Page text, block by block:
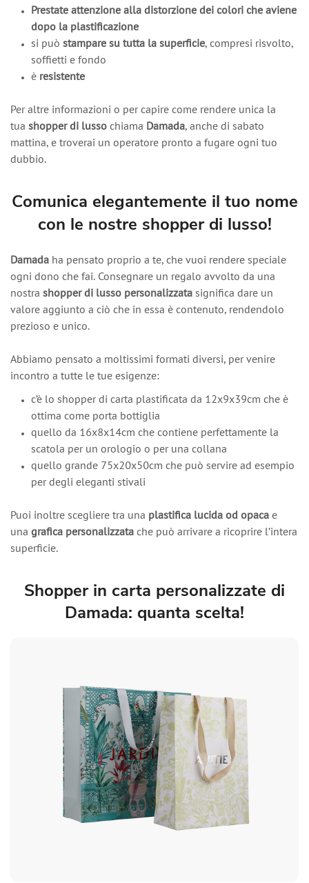
Prestate attenzione alla distorzione dei colori che aviene
dopo la plastificazione
si può stampare su tutta la superficie, compresi risvolto,
soffietti e fondo
è resistente
Per altre informazioni o per capire come rendere unica la
tua shopper di lusso chiama Damada, anche di sabato
mattina, e troverai un operatore pronto a fugare ogni tuo
dubbio.
Comunica elegantemente il tuo nome
con le nostre shopper di lusso!
Damada ha pensato proprio a te, che vuoi rendere speciale
ogni dono che fai. Consegnare un regalo avvolto da una
nostra shopper di lusso personalizzata significa dare un
valore aggiunto a ciò che in essa è contenuto, rendendolo
prezioso e unico.
Abbiamo pensato a moltissimi formati diversi, per venire
incontro a tutte le tue esigenze:
c’è lo shopper di carta plastificata da 12x9x39cm che è
ottima come porta bottiglia
quello da 16x8x14cm che contiene perfettamente la
scatola per un orologio o per una collana
quello grande 75x20x50cm che può servire ad esempio
per degli eleganti stivali
Puoi inoltre scegliere tra una plastifica lucida od opaca e
una grafica personalizzata che può arrivare a ricoprire l’intera
superficie.
Shopper in carta personalizzate di
Damada: quanta scelta!